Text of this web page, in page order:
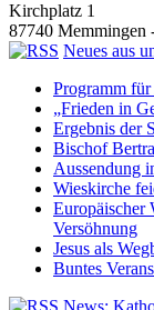
Kirchplatz 1
87740 Memmingen
Neues aus
Programm
„Frieden in
Ergebnis der
Bischof
Aussendung
Wieskirche
Europäischer
Versöhnung
Jesus als
Buntes